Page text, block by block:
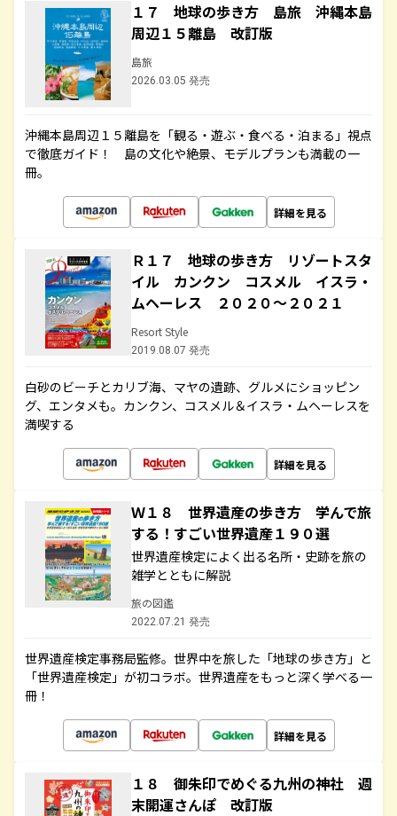
１７ 地球の歩き方 島旅 沖縄本島
周辺１５離島 改訂版
島旅
2026.03.05 発売
沖縄本島周辺１５離島を「観る・遊ぶ・食べる・泊まる」視点
で徹底ガイド！ 島の文化や絶景、モデルプランも満載の一
冊。
詳細を見る
Ｒ１７ 地球の歩き方 リゾートスタ
イル カンクン コスメル イスラ・
ムヘーレス ２０２０～２０２１
Resort Style
2019.08.07 発売
白砂のビーチとカリブ海、マヤの遺跡、グルメにショッピン
グ、エンタメも。カンクン、コスメル＆イスラ・ムヘーレスを
満喫する
詳細を見る
Ｗ１８ 世界遺産の歩き方 学んで旅
する！すごい世界遺産１９０選
世界遺産検定によく出る名所・史跡を旅の
雑学とともに解説
旅の図鑑
2022.07.21 発売
世界遺産検定事務局監修。世界中を旅した「地球の歩き方」と
「世界遺産検定」が初コラボ。世界遺産をもっと深く学べる一
冊！
詳細を見る
１８ 御朱印でめぐる九州の神社 週
末開運さんぽ 改訂版